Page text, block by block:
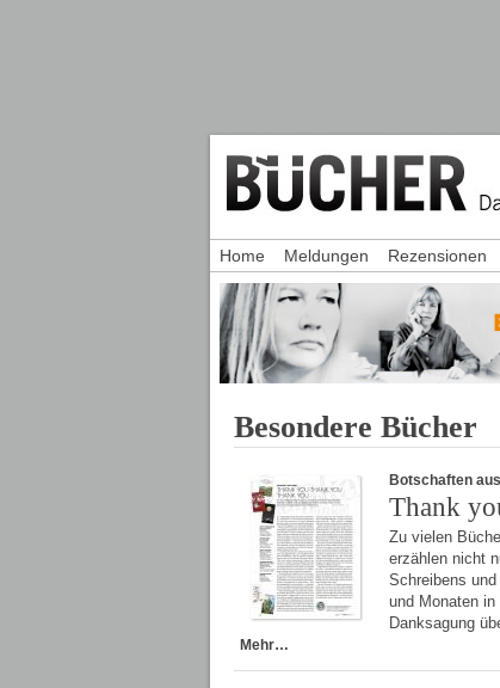
Besondere Bücher
Botschaften
Thank
Zu vielen
erzählen nicht
Schreibens
und Monaten
Danksagung
Mehr…
Home Meldungen Rezensionen